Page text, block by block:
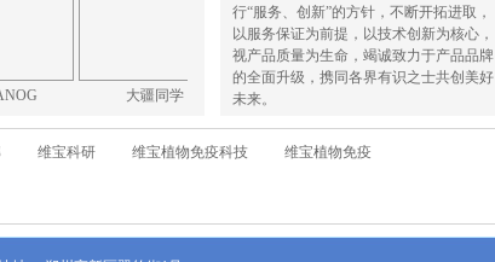
大疆同学 植物防晒剂（原液、原
行“服务、创新”的方针，不断开拓进取，
以服务保证为前提，以技术创新为核心，
视产品质量为生命，竭诚致力于产品品牌
的全面升级，携同各界有识之士共创美好
未来。
维宝科研 维宝植物免疫科技 维宝植物免疫